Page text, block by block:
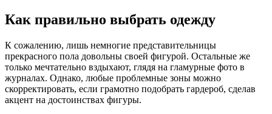
Как правильно выбрать одежду
К сожалению, лишь немногие представительницы
прекрасного пола довольны своей фигурой. Остальные же
только мечтательно вздыхают, глядя на гламурные фото в
журналах. Однако, любые проблемные зоны можно
скорректировать, если грамотно подобрать гардероб, сделав
акцент на достоинствах фигуры.